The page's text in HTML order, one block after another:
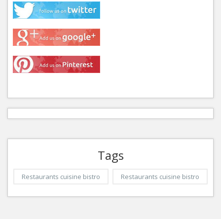
Tags
Restaurants cuisine bistro Restaurants cuisine bistro